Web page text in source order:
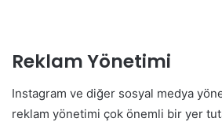
Reklam Yönetimi
Instagram ve diğer sosyal medya
reklam yönetimi çok önemli bir yer